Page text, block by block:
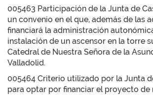
005463 Participación de la Junta de
un convenio en el que, además de las
financiará la administración
instalación de un ascensor en la torre
Catedral de Nuestra Señora de la
Valladolid.
005464 Criterio utilizado por la Junta
para optar por financiar el proyecto de